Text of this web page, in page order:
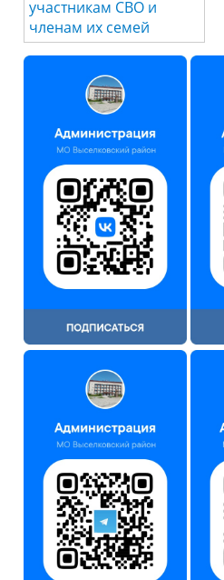
участникам СВО и
членам их семей